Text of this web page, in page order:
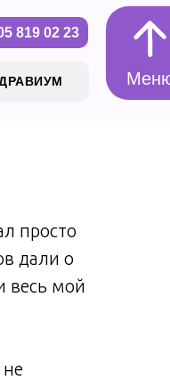
819 02 23
просто
дали о
весь мой